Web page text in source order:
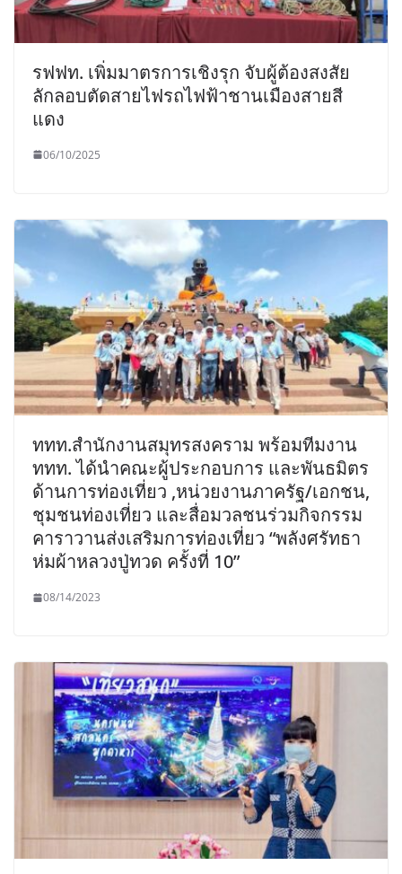
รฟฟท. เพิ่มมาตรการเชิงรุก จับผู้ต้องสงสัย
ลักลอบตัดสายไฟรถไฟฟ้าชานเมืองสายสี
แดง
06/10/2025
ททท.สำนักงานสมุทรสงคราม พร้อมทีมงาน
ททท. ได้นำคณะผู้ประกอบการ และพันธมิตร
ด้านการท่องเที่ยว ,หน่วยงานภาครัฐ/เอกชน,
ชุมชนท่องเที่ยว และสื่อมวลชนร่วมกิจกรรม
คาราวานส่งเสริมการท่องเที่ยว “พลังศรัทธา
ห่มผ้าหลวงปู่ทวด ครั้งที่ 10”
08/14/2023